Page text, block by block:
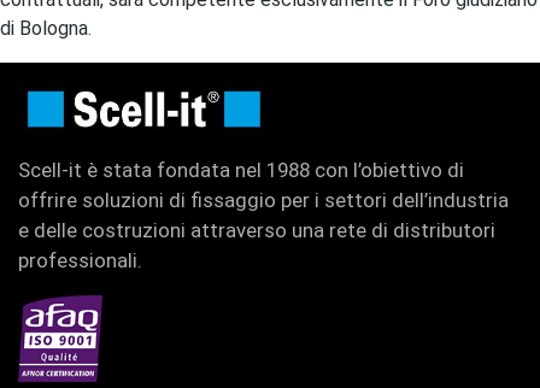
di Bologna.
Scell-it è stata fondata nel 1988 con l’obiettivo di
offrire soluzioni di fissaggio per i settori dell’industria
e delle costruzioni attraverso una rete di distributori
professionali.